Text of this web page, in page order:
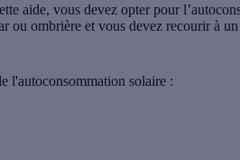
aide, vous devez opter pour
ou ombrière et vous devez recourir à
l'autoconsommation solaire :